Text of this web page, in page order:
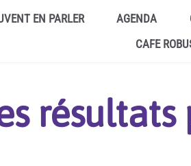
EN PARLER AGENDA
CAFE